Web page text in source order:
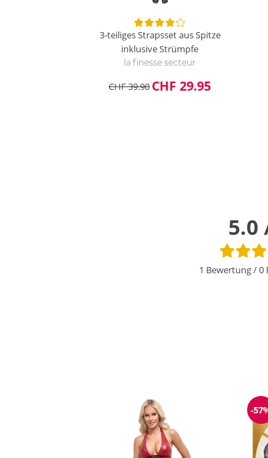
3-teiliges Strapsset aus Spitze
inklusive Strümpfe
la finesse secteur
CHF 39.90 CHF 29.95
5.0
1 Bewertung/0
-